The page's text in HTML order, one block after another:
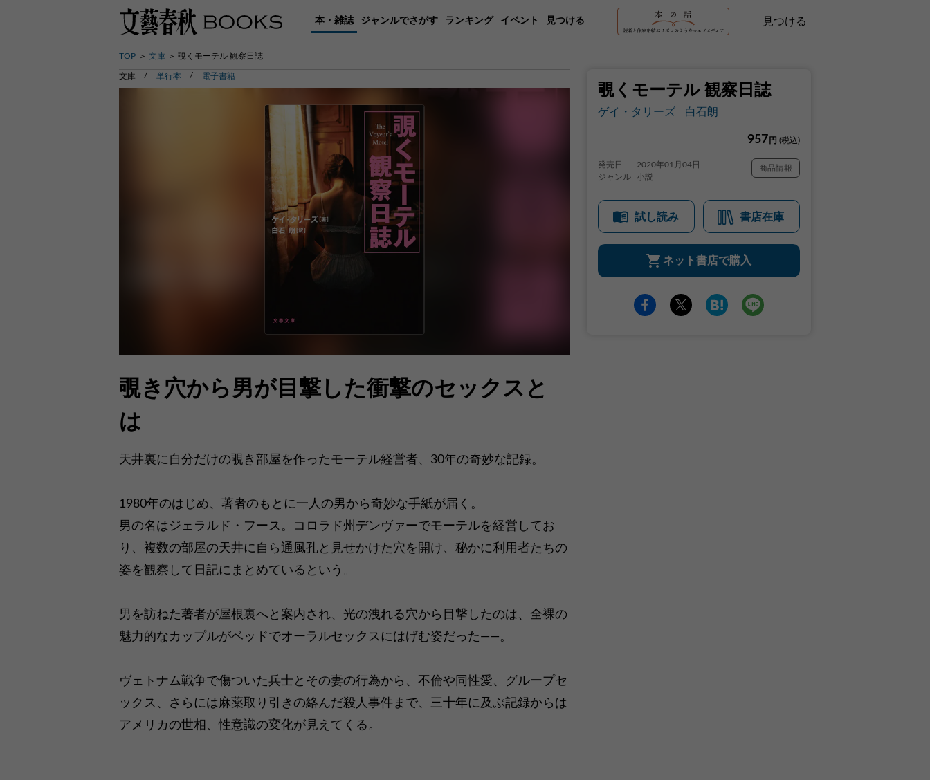
本・雑誌 ジャンルでさがす ランキング イベント 見つける 見つける
TOP 文庫 覗くモーテル 観察日誌
覗くモーテル 観察日誌
ゲイ・タリーズ 白石朗
957 円 (税込)
発売日
2020年01月04日
ジャンル
小説
商品情報
試し読み 書店在庫
ネット書店で購入
文庫 単行本 電子書籍
覗き穴から男が目撃した衝撃のセックスと
は
天井裏に自分だけの覗き部屋を作ったモーテル経営者、30年の奇妙な記録。
1980年のはじめ、著者のもとに一人の男から奇妙な手紙が届く。
男の名はジェラルド・フース。コロラド州デンヴァーでモーテルを経営してお
り、複数の部屋の天井に自ら通風孔と見せかけた穴を開け、秘かに利用者たちの
姿を観察して日記にまとめているという。
男を訪ねた著者が屋根裏へと案内され、光の洩れる穴から目撃したのは、全裸の
魅力的なカップルがベッドでオーラルセックスにはげむ姿だった――。
ヴェトナム戦争で傷ついた兵士とその妻の行為から、不倫や同性愛、グループセ
ックス、さらには麻薬取り引きの絡んだ殺人事件まで、三十年に及ぶ記録からは
アメリカの世相、性意識の変化が見えてくる。